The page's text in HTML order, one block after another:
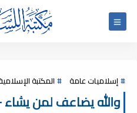
إسلاميات عامة المكتبة
والله يضاعف لمن